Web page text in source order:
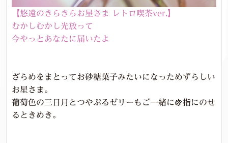
【悠遠のきらきらお星さま レトロ喫茶ver.】
むかしむかし光放って
今やっとあなたに届いたよ
ざらめをまとってお砂糖菓子みたいになっためずらしい
お星さま。
葡萄色の三日月とつやぷるゼリーもご一緒に🍇指にのせ
るときめき。